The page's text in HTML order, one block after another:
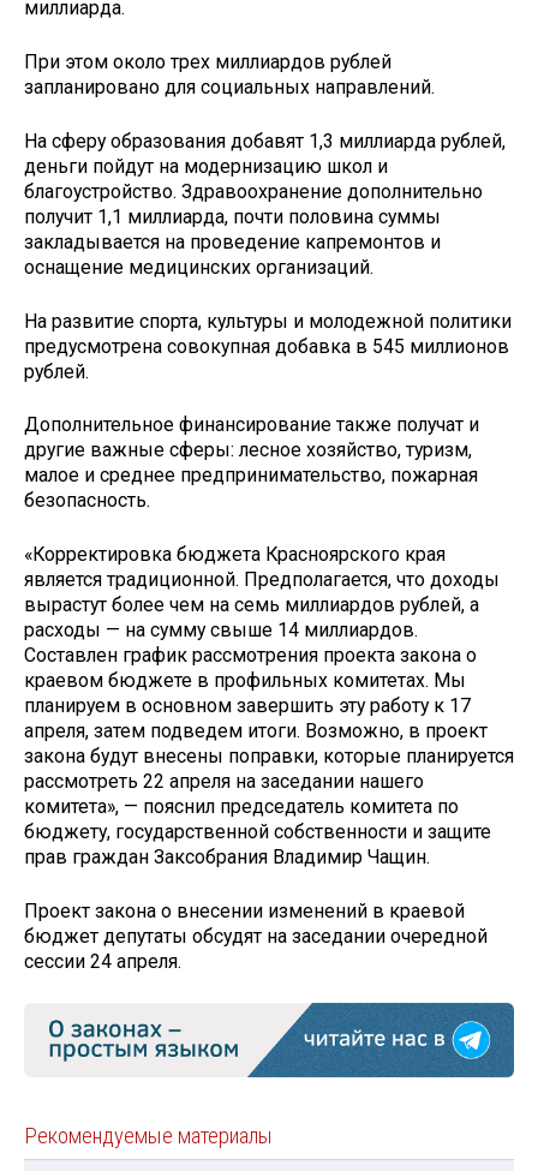
миллиарда.
При этом около трех миллиардов рублей
запланировано для социальных направлений.
На сферу образования добавят 1,3 миллиарда рублей,
деньги пойдут на модернизацию школ и
благоустройство. Здравоохранение дополнительно
получит 1,1 миллиарда, почти половина суммы
закладывается на проведение капремонтов и
оснащение медицинских организаций.
На развитие спорта, культуры и молодежной политики
предусмотрена совокупная добавка в 545 миллионов
рублей.
Дополнительное финансирование также получат и
другие важные сферы: лесное хозяйство, туризм,
малое и среднее предпринимательство, пожарная
безопасность.
«Корректировка бюджета Красноярского края
является традиционной. Предполагается, что доходы
вырастут более чем на семь миллиардов рублей, а
расходы — на сумму свыше 14 миллиардов.
Составлен график рассмотрения проекта закона о
краевом бюджете в профильных комитетах. Мы
планируем в основном завершить эту работу к 17
апреля, затем подведем итоги. Возможно, в проект
закона будут внесены поправки, которые планируется
рассмотреть 22 апреля на заседании нашего
комитета», — пояснил председатель комитета по
бюджету, государственной собственности и защите
прав граждан Заксобрания Владимир Чащин.
Проект закона о внесении изменений в краевой
бюджет депутаты обсудят на заседании очередной
сессии 24 апреля.
Рекомендуемые материалы